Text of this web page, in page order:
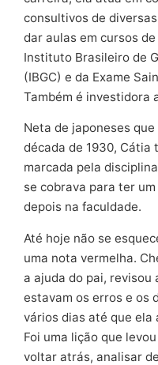
consultivos de
dar aulas em cursos
Instituto Brasileiro de
(IBGC) e da Exame
Também é investidora
Neta de japoneses
década de 1930, Cátia
marcada pela
se cobrava para ter
depois na faculdade.
Até hoje não se
uma nota vermelha.
a ajuda do pai, revisou
estavam os erros e os
vários dias até que ela
Foi uma lição que
voltar atrás, analisar